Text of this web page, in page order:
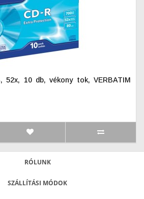
52x, 10 db, vékony tok, VERBATIM
RÓLUNK
SZÁLLÍTÁSI MÓDOK